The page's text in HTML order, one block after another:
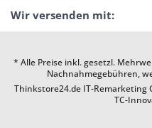
Wir versenden mit:
* Alle Preise inkl. gesetzl.
Nachnahmegebühren,
Thinkstore24.de IT-Remarketing
TC-